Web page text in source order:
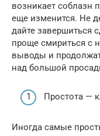
возникает соблазн
еще изменится. Не
дайте завершиться
проще смириться с
выводы и
над большой
Простота —
Иногда самые